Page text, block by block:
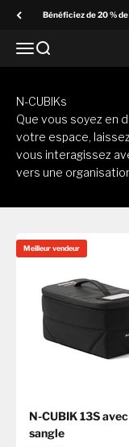
Bénéficiez de 20 %
MenuRecherchez
N-CUBIKs
Que vous soyez en
votre espace,
vous interagissez
vers une
Meilleur vendeur
N-CUBIK 13S avec
sangle